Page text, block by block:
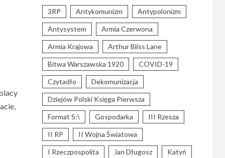
3RP Antykomunizm Antypolonizm
Antysystem Armia Czerwona
Armia Krajowa Arthur Bliss Lane
Bitwa Warszawska 1920 COVID-19
Czytadło Dekomunizacja
Dziejów Polski Księga Pierwsza
Format S:\ Gospodarka III Rzesza
II RP II Wojna Światowa
I Rzeczpospolita Jan Długosz Katyń